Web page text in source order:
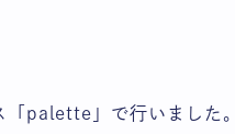
「palette」で行いました。